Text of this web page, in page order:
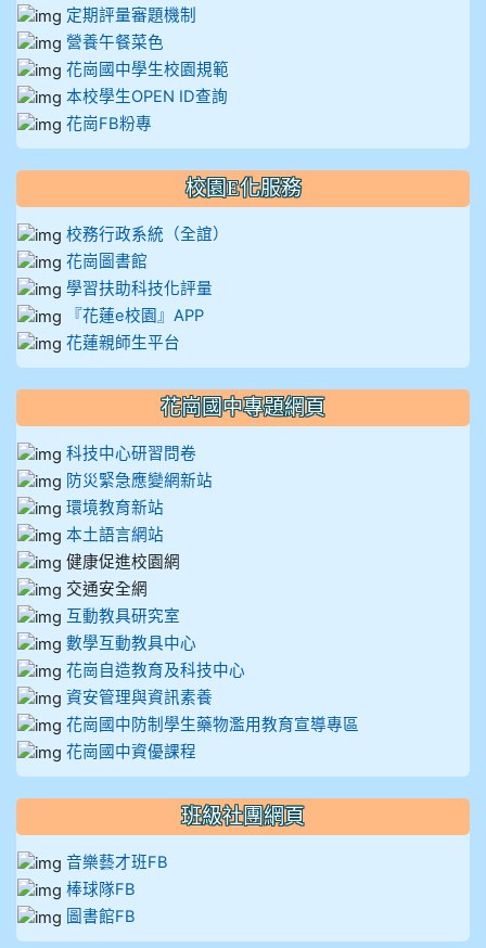
定期評量審題機制
營養午餐菜色
花崗國中學生校園規範
本校學生OPEN ID查詢
花崗FB粉專
校園E化服務
校務行政系統（全誼）
花崗圖書館
學習扶助科技化評量
『花蓮e校園』APP
花蓮親師生平台
花崗國中專題網頁
科技中心研習問卷
防災緊急應變網新站
環境教育新站
本土語言網站
健康促進校園網
交通安全網
互動教具研究室
數學互動教具中心
花崗自造教育及科技中心
資安管理與資訊素養
花崗國中防制學生藥物濫用教育宣導專區
花崗國中資優課程
班級社團網頁
音樂藝才班FB
棒球隊FB
圖書館FB